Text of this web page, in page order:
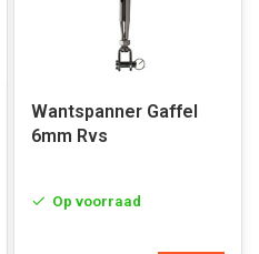
Wantspanner Gaffel
6mm Rvs
Op voorraad